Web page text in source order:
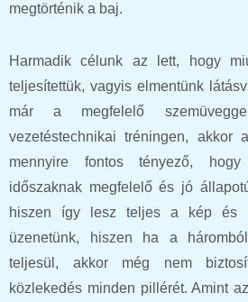
megtörténik a baj.
Harmadik célunk az lett, hogy
teljesítettük, vagyis elmentünk
már a megfelelő
vezetéstechnikai tréningen, akkor
mennyire fontos tényező, hogy
időszaknak megfelelő és jó
hiszen így lesz teljes a kép és
üzenetünk, hiszen ha a
teljesül, akkor még nem
közlekedés minden pillérét. Amint